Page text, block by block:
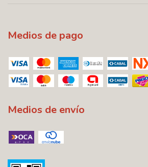
Medios de pago
Medios de envío